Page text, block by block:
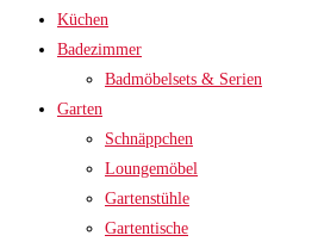
Küchen
Badezimmer
Badmöbelsets & Serien
Garten
Schnäppchen
Loungemöbel
Gartenstühle
Gartentische